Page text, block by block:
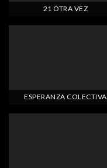
21 OTRA VEZ
ESPERANZA COLECTIVA